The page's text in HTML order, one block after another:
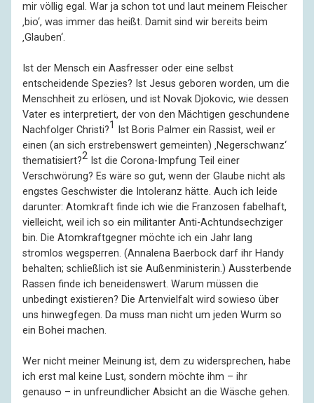
mir völlig egal. War ja schon tot und laut meinem Fleischer
‚bio‘, was immer das heißt. Damit sind wir bereits beim
‚Glauben‘.
Ist der Mensch ein Aasfresser oder eine selbst
entscheidende Spezies? Ist Jesus geboren worden, um die
Menschheit zu erlösen, und ist Novak Djokovic, wie dessen
Vater es interpretiert, der von den Mächtigen geschundene
Nachfolger Christi?1
Ist Boris Palmer ein Rassist, weil er
einen (an sich erstrebenswert gemeinten) ‚Negerschwanz‘
thematisiert?2 Ist die Corona-Impfung Teil einer
Verschwörung? Es wäre so gut, wenn der Glaube nicht als
engstes Geschwister die Intoleranz hätte. Auch ich leide
darunter: Atomkraft finde ich wie die Franzosen fabelhaft,
vielleicht, weil ich so ein militanter Anti-Achtundsechziger
bin. Die Atomkraftgegner möchte ich ein Jahr lang
stromlos wegsperren. (Annalena Baerbock darf ihr Handy
behalten; schließlich ist sie Außenministerin.) Aussterbende
Rassen finde ich beneidenswert. Warum müssen die
unbedingt existieren? Die Artenvielfalt wird sowieso über
uns hinwegfegen. Da muss man nicht um jeden Wurm so
ein Bohei machen.
Wer nicht meiner Meinung ist, dem zu widersprechen, habe
ich erst mal keine Lust, sondern möchte ihm – ihr
genauso – in unfreundlicher Absicht an die Wäsche gehen.